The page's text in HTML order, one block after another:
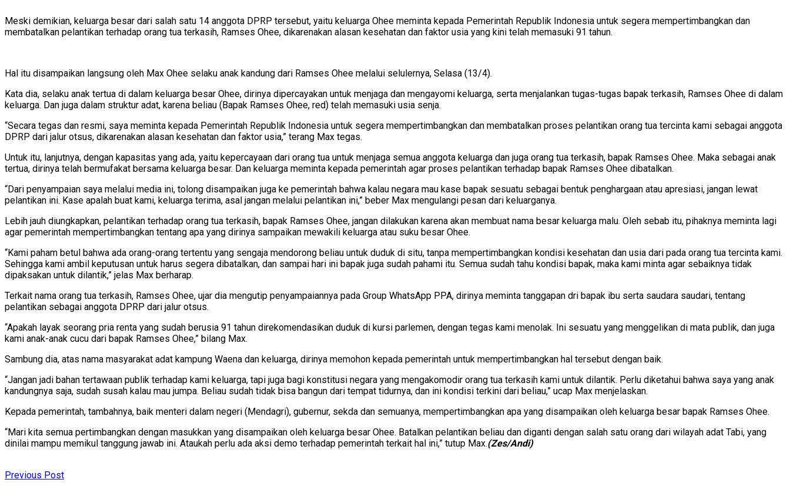
Meski demikian, keluarga besar dari salah satu 14 anggota DPRP tersebut, yaitu keluarga Ohee meminta kepada Pemerintah Republik Indonesia untuk segera mempertimbangkan dan
membatalkan pelantikan terhadap orang tua terkasih, Ramses Ohee, dikarenakan alasan kesehatan dan faktor usia yang kini telah memasuki 91 tahun.
Hal itu disampaikan langsung oleh Max Ohee selaku anak kandung dari Ramses Ohee melalui selulernya, Selasa (13/4).
Kata dia, selaku anak tertua di dalam keluarga besar Ohee, dirinya dipercayakan untuk menjaga dan mengayomi keluarga, serta menjalankan tugas-tugas bapak terkasih, Ramses Ohee di dalam
keluarga. Dan juga dalam struktur adat, karena beliau (Bapak Ramses Ohee, red) telah memasuki usia senja.
“Secara tegas dan resmi, saya meminta kepada Pemerintah Republik Indonesia untuk segera mempertimbangkan dan membatalkan proses pelantikan orang tua tercinta kami sebagai anggota
DPRP dari jalur otsus, dikarenakan alasan kesehatan dan faktor usia,” terang Max tegas.
Untuk itu, lanjutnya, dengan kapasitas yang ada, yaitu kepercayaan dari orang tua untuk menjaga semua anggota keluarga dan juga orang tua terkasih, bapak Ramses Ohee. Maka sebagai anak
tertua, dirinya telah bermufakat bersama keluarga besar. Dan keluarga meminta kepada pemerintah agar proses pelantikan terhadap bapak Ramses Ohee dibatalkan.
“Dari penyampaian saya melalui media ini, tolong disampaikan juga ke pemerintah bahwa kalau negara mau kase bapak sesuatu sebagai bentuk penghargaan atau apresiasi, jangan lewat
pelantikan ini. Kase apalah buat kami, keluarga terima, asal jangan melalui pelantikan ini,” beber Max mengulangi pesan dari keluarganya.
Lebih jauh diungkapkan, pelantikan terhadap orang tua terkasih, bapak Ramses Ohee, jangan dilakukan karena akan membuat nama besar keluarga malu. Oleh sebab itu, pihaknya meminta lagi
agar pemerintah mempertimbangkan tentang apa yang dirinya sampaikan mewakili keluarga atau suku besar Ohee.
“Kami paham betul bahwa ada orang-orang tertentu yang sengaja mendorong beliau untuk duduk di situ, tanpa mempertimbangkan kondisi kesehatan dan usia dari pada orang tua tercinta kami.
Sehingga kami ambil keputusan untuk harus segera dibatalkan, dan sampai hari ini bapak juga sudah pahami itu. Semua sudah tahu kondisi bapak, maka kami minta agar sebaiknya tidak
dipaksakan untuk dilantik,” jelas Max berharap.
Terkait nama orang tua terkasih, Ramses Ohee, ujar dia mengutip penyampaiannya pada Group WhatsApp PPA, dirinya meminta tanggapan dri bapak ibu serta saudara saudari, tentang
pelantikan sebagai anggota DPRP dari jalur otsus.
“Apakah layak seorang pria renta yang sudah berusia 91 tahun direkomendasikan duduk di kursi parlemen, dengan tegas kami menolak. Ini sesuatu yang menggelikan di mata publik, dan juga
kami anak-anak cucu dari bapak Ramses Ohee,” bilang Max.
Sambung dia, atas nama masyarakat adat kampung Waena dan keluarga, dirinya memohon kepada pemerintah untuk mempertimbangkan hal tersebut dengan baik.
“Jangan jadi bahan tertawaan publik terhadap kami keluarga, tapi juga bagi konstitusi negara yang mengakomodir orang tua terkasih kami untuk dilantik. Perlu diketahui bahwa saya yang anak
kandungnya saja, sudah susah kalau mau jumpa. Beliau sudah tidak bisa bangun dari tempat tidurnya, dan ini kondisi terkini dari beliau,” ucap Max menjelaskan.
Kepada pemerintah, tambahnya, baik menteri dalam negeri (Mendagri), gubernur, sekda dan semuanya, mempertimbangkan apa yang disampaikan oleh keluarga besar bapak Ramses Ohee.
“Mari kita semua pertimbangkan dengan masukkan yang disampaikan oleh keluarga besar Ohee. Batalkan pelantikan beliau dan diganti dengan salah satu orang dari wilayah adat Tabi, yang
dinilai mampu memikul tanggung jawab ini. Ataukah perlu ada aksi demo terhadap pemerintah terkait hal ini,” tutup Max.(Zes/Andi)
Previous Post